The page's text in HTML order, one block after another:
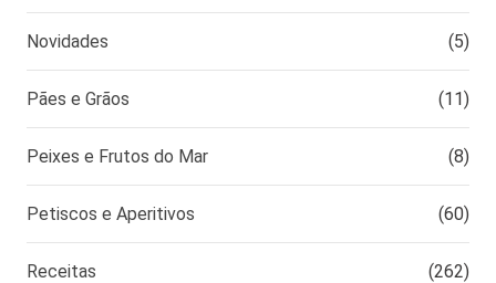
Novidades (5)
Pães e Grãos (11)
Peixes e Frutos do Mar (8)
Petiscos e Aperitivos (60)
Receitas (262)